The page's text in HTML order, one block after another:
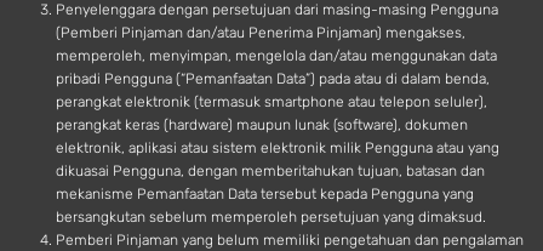
Penyelenggara dengan persetujuan dari masing-masing Pengguna
(Pemberi Pinjaman dan/atau Penerima Pinjaman) mengakses,
memperoleh, menyimpan, mengelola dan/atau menggunakan data
pribadi Pengguna (“Pemanfaatan Data”) pada atau di dalam benda,
perangkat elektronik (termasuk smartphone atau telepon seluler),
perangkat keras (hardware) maupun lunak (software), dokumen
elektronik, aplikasi atau sistem elektronik milik Pengguna atau yang
dikuasai Pengguna, dengan memberitahukan tujuan, batasan dan
mekanisme Pemanfaatan Data tersebut kepada Pengguna yang
bersangkutan sebelum memperoleh persetujuan yang dimaksud.
Pemberi Pinjaman yang belum memiliki pengetahuan dan pengalaman